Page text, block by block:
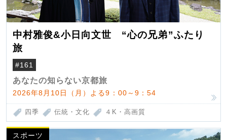
中村雅俊&小日向文世 “心の兄弟”ふたり
旅
#161
あなたの知らない京都旅
2026年8月10日（月）よる9：00～9：54
四季 伝統・文化 ４K・高画質
スポーツ